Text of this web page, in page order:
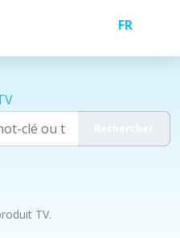
TV.